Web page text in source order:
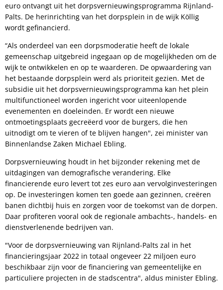
euro ontvangt uit het dorpsvernieuwingsprogramma Rijnland-
Palts. De herinrichting van het dorpsplein in de wijk Köllig
wordt gefinancierd.
“Als onderdeel van een dorpsmoderatie heeft de lokale
gemeenschap uitgebreid ingegaan op de mogelijkheden om de
wijk te ontwikkelen en op te waarderen. De opwaardering van
het bestaande dorpsplein werd als prioriteit gezien. Met de
subsidie uit het dorpsvernieuwingsprogramma kan het plein
multifunctioneel worden ingericht voor uiteenlopende
evenementen en doeleinden. Er wordt een nieuwe
ontmoetingsplaats gecreëerd voor de burgers, die hen
uitnodigt om te vieren of te blijven hangen", zei minister van
Binnenlandse Zaken Michael Ebling.
Dorpsvernieuwing houdt in het bijzonder rekening met de
uitdagingen van demografische verandering. Elke
financierende euro levert tot zes euro aan vervolginvesteringen
op. De investeringen komen ten goede aan gezinnen, creëren
banen dichtbij huis en zorgen voor de toekomst van de dorpen.
Daar profiteren vooral ook de regionale ambachts-, handels- en
dienstverlenende bedrijven van.
"Voor de dorpsvernieuwing van Rijnland-Palts zal in het
financieringsjaar 2022 in totaal ongeveer 22 miljoen euro
beschikbaar zijn voor de financiering van gemeentelijke en
particuliere projecten in de stadscentra", aldus minister Ebling.